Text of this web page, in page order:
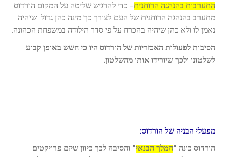
התערבות בהנהגה הרוחנית– כדי להרגיש שליטה על המקום הורדוס
מתערב בהנהגה הרוחנית של העם לצורך כך מינה כהן גדול שיהיה
נאמן לו ולא כהן שיהיה בהכרח על פי סדר הילודה במשפחת הכהונה.
הסיבות לפעולות האכזריות של הורדוס היו כי חשש באופן קבוע
לשלטונו ולכך שיורידו אותו מהשלטון.
מפעלי הבניה של הורדוס:
הורדוס כונה “המלך הבנאי” והסיבה לכך כיוון שיזם פרויקטים